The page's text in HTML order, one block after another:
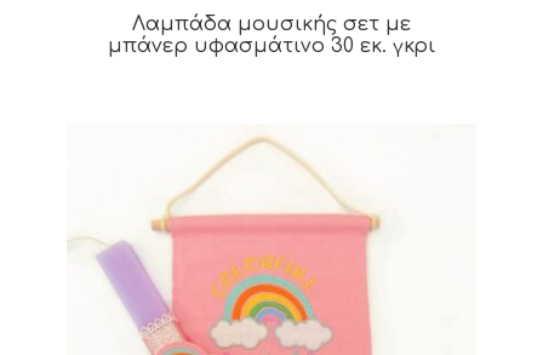
Λαμπάδα μουσικής σετ με
μπάνερ υφασμάτινο 30 εκ. γκρι